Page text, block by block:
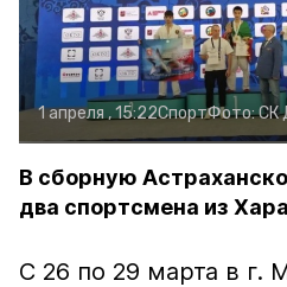
1 апреля , 15:22СпортФото:СК
В сборную
два спортсмена из
С 26 по 29 марта в г.